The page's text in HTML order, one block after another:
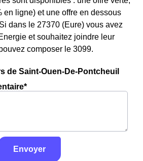
en ligne) et une offre en dessous
dans le 27370 (Eure) vous avez
et souhaitez joindre leur
composer le 3099.
de Saint-Ouen-De-Pontcheuil
Envoyer